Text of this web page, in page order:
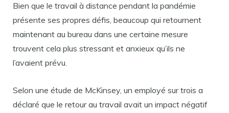
Bien que le travail à distance pendant la pandémie
présente ses propres défis, beaucoup qui retournent
maintenant au bureau dans une certaine mesure
trouvent cela plus stressant et anxieux qu’ils ne
l’avaient prévu.
Selon une étude de McKinsey, un employé sur trois a
déclaré que le retour au travail avait un impact négatif